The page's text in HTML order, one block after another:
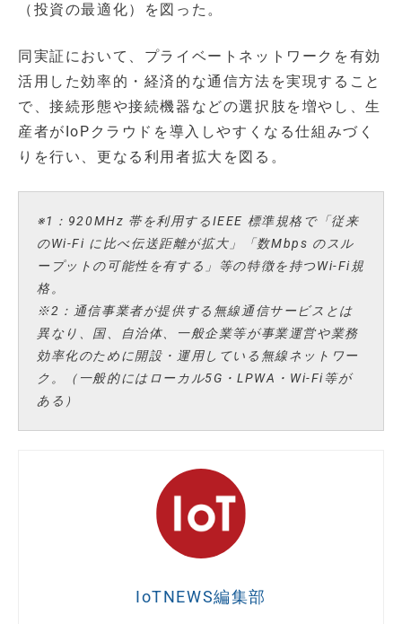
（投資の最適化）を図った。
同実証において、プライベートネットワークを有効
活用した効率的・経済的な通信方法を実現すること
で、接続形態や接続機器などの選択肢を増やし、生
産者がIoPクラウドを導入しやすくなる仕組みづく
りを行い、更なる利用者拡大を図る。
※1：920MHz 帯を利用するIEEE 標準規格で「従来
のWi-Fi に比べ伝送距離が拡大」「数Mbps のスル
ープットの可能性を有する」等の特徴を持つWi-Fi規
格。
※2：通信事業者が提供する無線通信サービスとは
異なり、国、自治体、一般企業等が事業運営や業務
効率化のために開設・運用している無線ネットワー
ク。（一般的にはローカル5G・LPWA・Wi-Fi等が
ある）
IoTNEWS編集部